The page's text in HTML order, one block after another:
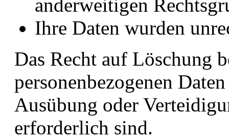
anderweitigen
Ihre Daten wurden
Das Recht auf Löschung
personenbezogenen
Ausübung oder
erforderlich sind.